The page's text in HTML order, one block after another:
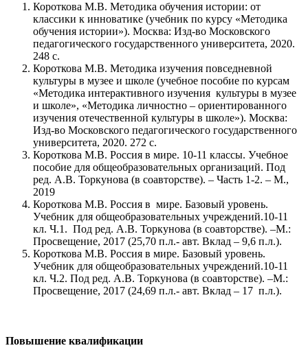
Короткова М.В. Методика обучения истории: от
классики к инноватике (учебник по курсу «Методика
обучения истории»). Москва: Изд-во Московского
педагогического государственного университета, 2020.
248 с.
Короткова М.В. Методика изучения повседневной
культуры в музее и школе (учебное пособие по курсам
«Методика интерактивного изучения культуры в музее
и школе», «Методика личностно – ориентированного
изучения отечественной культуры в школе»). Москва:
Изд-во Московского педагогического государственного
университета, 2020. 272 с.
Короткова М.В. Россия в мире. 10-11 классы. Учебное
пособие для общеобразовательных организаций. Под
ред. А.В. Торкунова (в соавторстве). – Часть 1-2. – М.,
2019
Короткова М.В. Россия в мире. Базовый уровень.
Учебник для общеобразовательных учреждений.10-11
кл. Ч.1. Под ред. А.В. Торкунова (в соавторстве). –М.:
Просвещение, 2017 (25,70 п.л.- авт. Вклад – 9,6 п.л.).
Короткова М.В. Россия в мире. Базовый уровень.
Учебник для общеобразовательных учреждений.10-11
кл. Ч.2. Под ред. А.В. Торкунова (в соавторстве). –М.:
Просвещение, 2017 (24,69 п.л.- авт. Вклад – 17 п.л.).
Повышение квалификации